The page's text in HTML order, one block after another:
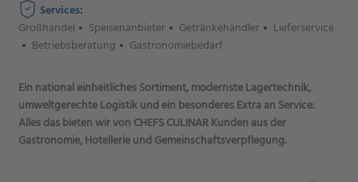
Services:
Großhandel
Speisenanbieter Getränkehändler
Lieferservice
Betriebsberatung
Gastronomiebedarf
Ein national einheitliches Sortiment, modernste Lagertechnik,
umweltgerechte Logistik und ein besonderes Extra an Service:
Alles das bieten wir von CHEFS CULINAR Kunden aus der
Gastronomie, Hotellerie und Gemeinschaftsverpflegung.